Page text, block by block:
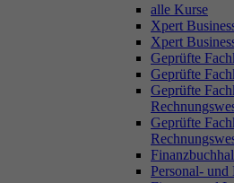
alle Kurse
Xpert
Xpert
Geprüfte
Geprüfte
Geprüfte
Geprüfte
Personal-